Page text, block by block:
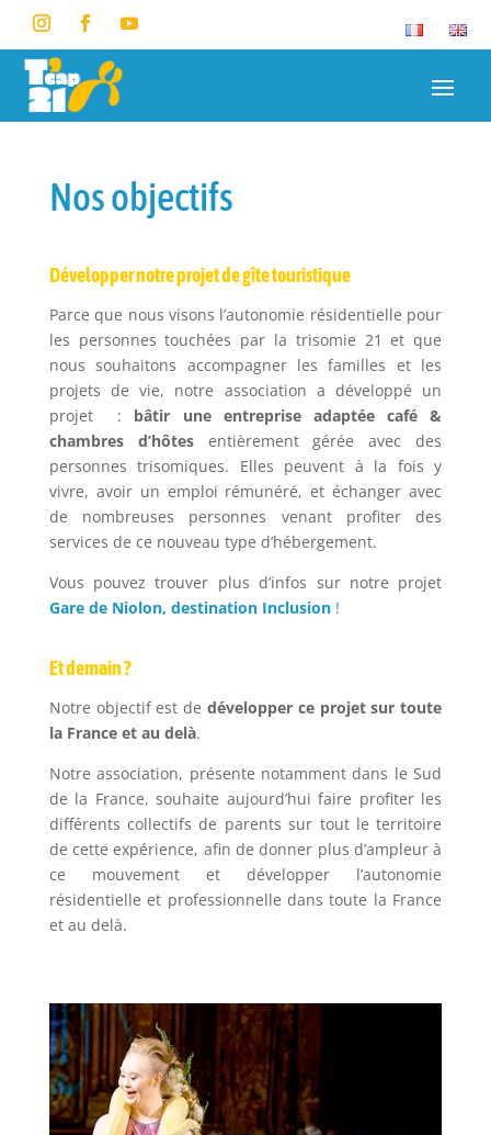
Nos objectifs
Développer notre projet de gîte touristique
Parce que nous visons l’autonomie résidentielle pour
les personnes touchées par la trisomie 21 et que
nous souhaitons accompagner les familles et les
projets de vie, notre association a développé un
projet : bâtir une entreprise adaptée café &
chambres d’hôtesentièrement gérée avec des
personnes trisomiques. Elles peuvent à la fois y
vivre, avoir un emploi rémunéré, et échanger avec
de nombreuses personnes venant profiter des
services de ce nouveau type d’hébergement.
Vous pouvez trouver plus d’infos sur notre projet
Gare de Niolon, destination Inclusion!
Et demain ?
Notre objectif est de développer ce projet sur toute
la France et au delà.
Notre association, présente notamment dans le Sud
de la France, souhaite aujourd’hui faire profiter les
différents collectifs de parents sur tout le territoire
de cette expérience, afin de donner plus d’ampleur à
ce mouvement et développer l’autonomie
résidentielle et professionnelle dans toute la France
et au delà.